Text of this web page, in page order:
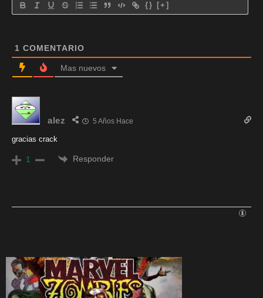
{} [+]
1 COMENTARIO
Mas nuevos
alez 5 Años Hace
gracias crack
1 Responder